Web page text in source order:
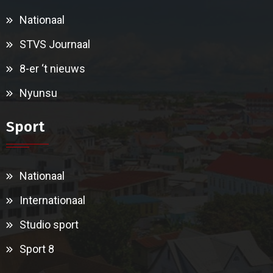
Nationaal
STVS Journaal
8-er ‘t nieuws
Nyunsu
Sport
Nationaal
Internationaal
Studio sport
Sport 8